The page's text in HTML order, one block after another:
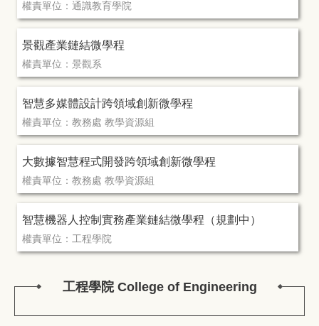
權責單位：通識教育學院
景觀產業鏈結微學程
權責單位：景觀系
智慧多媒體設計跨領域創新微學程
權責單位：教務處 教學資源組
大數據智慧程式開發跨領域創新微學程
權責單位：教務處 教學資源組
智慧機器人控制實務產業鏈結微學程（規劃中）
權責單位：工程學院
工程學院 College of Engineering